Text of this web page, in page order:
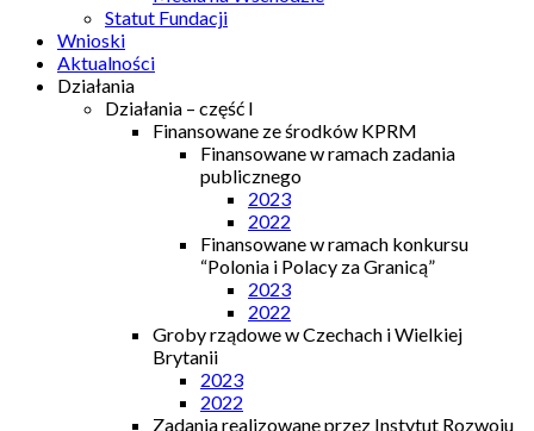
Statut Fundacji
Wnioski
Aktualności
Działania
Działania – część I
Finansowane ze środków KPRM
Finansowane w ramach zadania
publicznego
2023
2022
Finansowane w ramach konkursu
“Polonia i Polacy za Granicą”
2023
2022
Groby rządowe w Czechach i Wielkiej
Brytanii
2023
2022
Zadania realizowane przez Instytut Rozwoju